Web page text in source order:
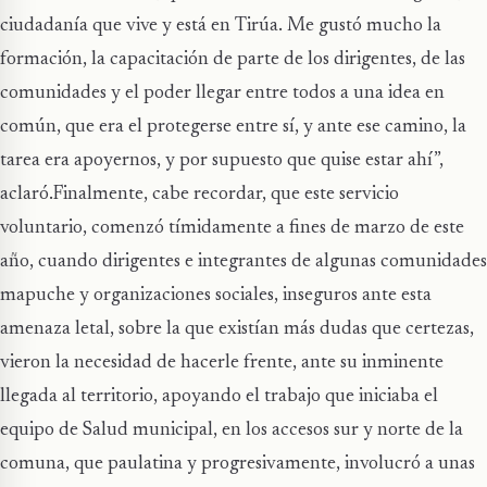
ciudadanía que vive y está en Tirúa. Me gustó mucho la
formación, la capacitación de parte de los dirigentes, de las
comunidades y el poder llegar entre todos a una idea en
común, que era el protegerse entre sí, y ante ese camino, la
tarea era apoyernos, y por supuesto que quise estar ahí”,
aclaró.Finalmente, cabe recordar, que este servicio
voluntario, comenzó tímidamente a fines de marzo de este
año, cuando dirigentes e integrantes de algunas comunidades
mapuche y organizaciones sociales, inseguros ante esta
amenaza letal, sobre la que existían más dudas que certezas,
vieron la necesidad de hacerle frente, ante su inminente
llegada al territorio, apoyando el trabajo que iniciaba el
equipo de Salud municipal, en los accesos sur y norte de la
comuna, que paulatina y progresivamente, involucró a unas